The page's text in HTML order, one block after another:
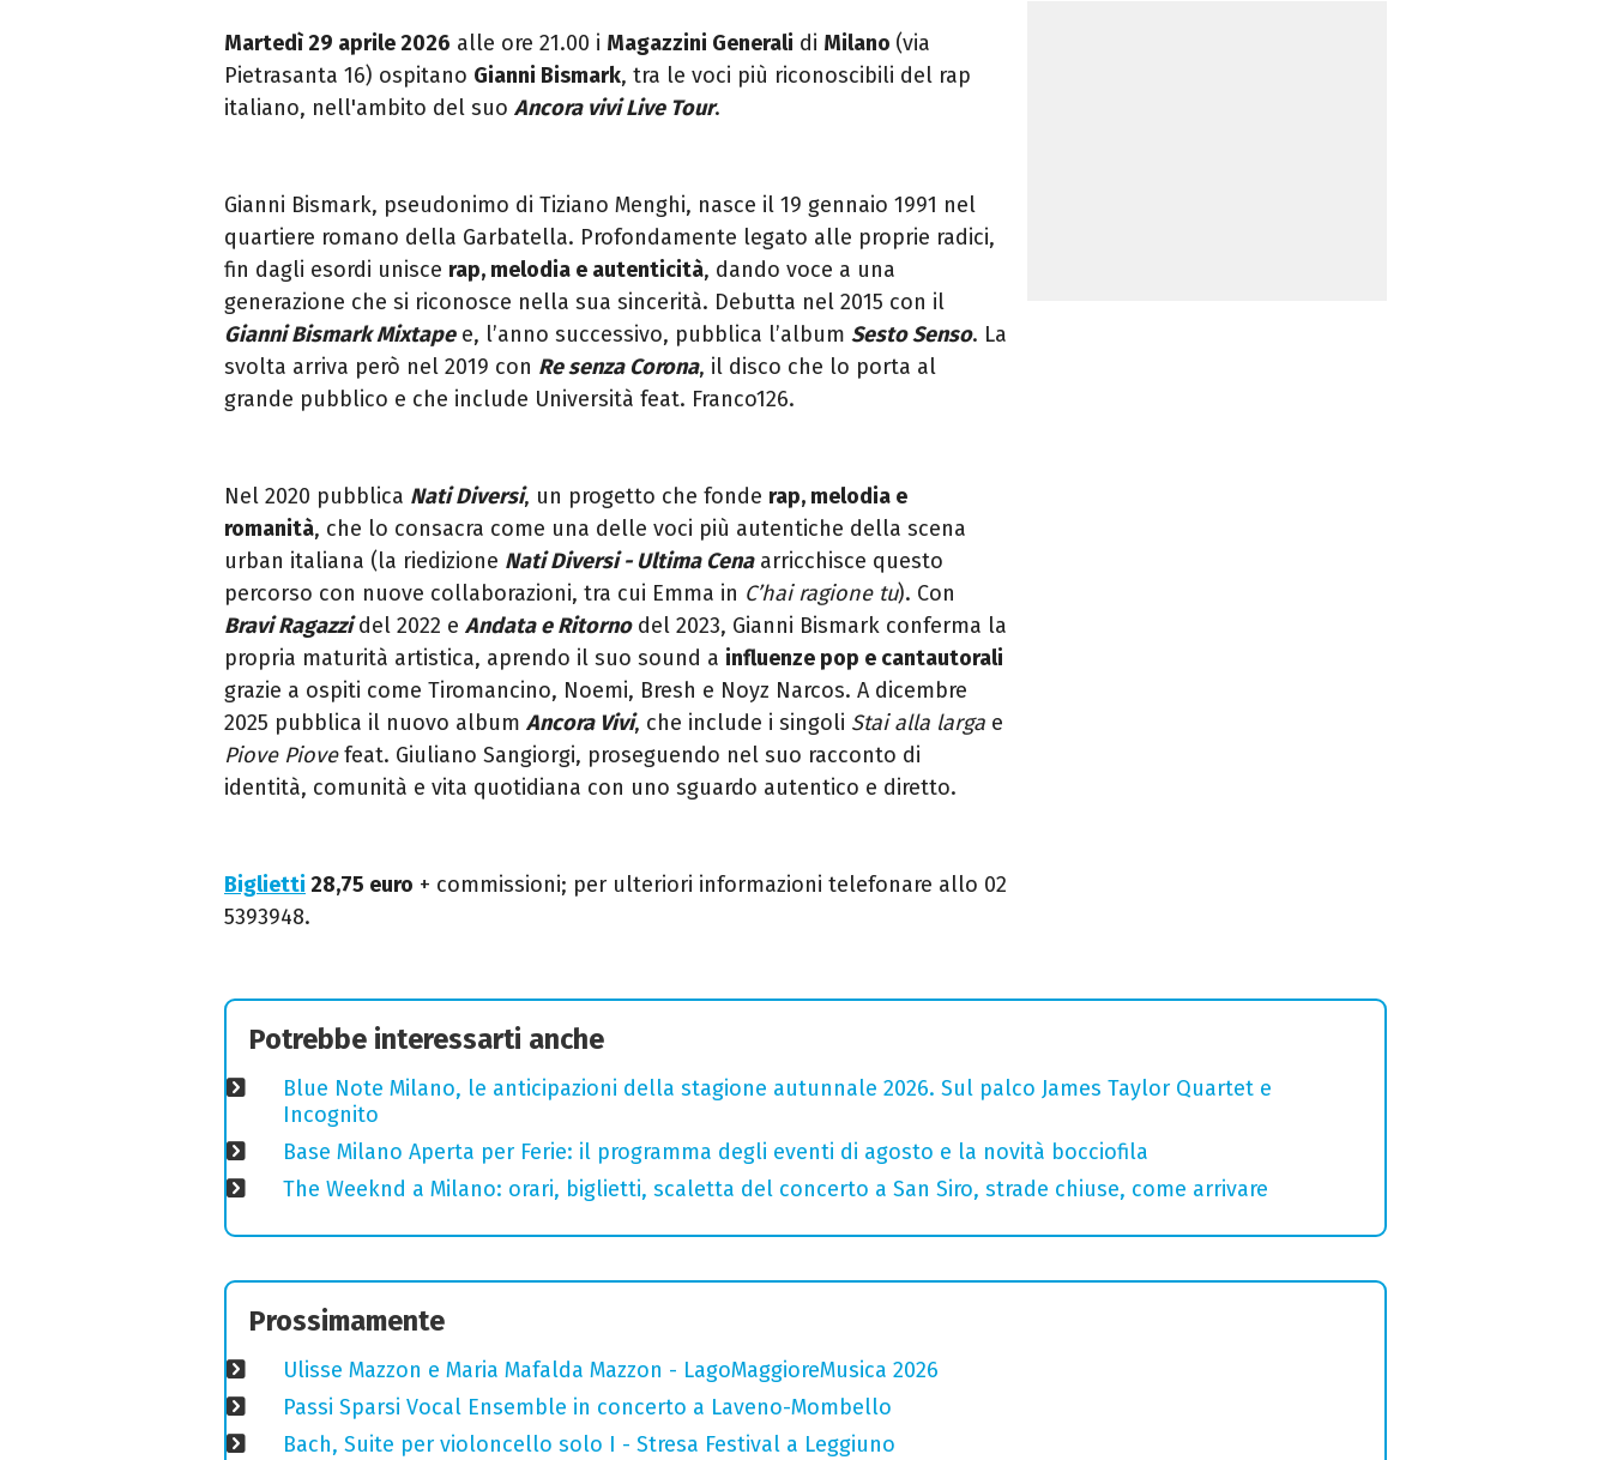
Martedì 29 aprile 2026 alle ore 21.00 i Magazzini Generali di Milano (via
Pietrasanta 16) ospitano Gianni Bismark, tra le voci più riconoscibili del rap
italiano, nell'ambito del suo Ancora vivi Live Tour.
Gianni Bismark, pseudonimo di Tiziano Menghi, nasce il 19 gennaio 1991 nel
quartiere romano della Garbatella. Profondamente legato alle proprie radici,
fin dagli esordi unisce rap, melodia e autenticità, dando voce a una
generazione che si riconosce nella sua sincerità. Debutta nel 2015 con il
Gianni Bismark Mixtapee, l’anno successivo, pubblica l’album Sesto Senso. La
svolta arriva però nel 2019 con Re senza Corona, il disco che lo porta al
grande pubblico e che include Università feat. Franco126.
Nel 2020 pubblica Nati Diversi, un progetto che fonde rap, melodia e
romanità, che lo consacra come una delle voci più autentiche della scena
urban italiana (la riedizione Nati Diversi - Ultima Cenaarricchisce questo
percorso con nuove collaborazioni, tra cui Emma in C’hai ragione tu). Con
Bravi Ragazzidel 2022 e Andata e Ritornodel 2023, Gianni Bismark conferma la
propria maturità artistica, aprendo il suo sound a influenze pop e cantautorali
grazie a ospiti come Tiromancino, Noemi, Bresh e Noyz Narcos. A dicembre
2025 pubblica il nuovo album Ancora Vivi, che include i singoli Stai alla larga e
Piove Piovefeat. Giuliano Sangiorgi, proseguendo nel suo racconto di
identità, comunità e vita quotidiana con uno sguardo autentico e diretto.
Biglietti 28,75 euro + commissioni; per ulteriori informazioni telefonare allo 02
5393948.
Potrebbe interessarti anche
Blue Note Milano, le anticipazioni della stagione autunnale 2026. Sul palco James Taylor Quartet e
Incognito
Base Milano Aperta per Ferie: il programma degli eventi di agosto e la novità bocciofila
The Weeknd a Milano: orari, biglietti, scaletta del concerto a San Siro, strade chiuse, come arrivare
Prossimamente
Ulisse Mazzon e Maria Mafalda Mazzon - LagoMaggioreMusica 2026
Passi Sparsi Vocal Ensemble in concerto a Laveno-Mombello
Bach, Suite per violoncello solo I - Stresa Festival a Leggiuno